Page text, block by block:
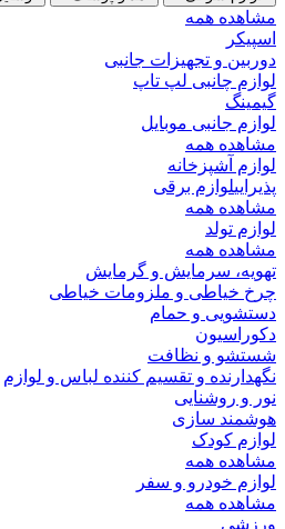
مشاهده همه
اسپیکر
دوربین و تجهیزات جانبی
لوازم چانبی لپ تاپ
گیمینگ
لوازم جانبی موبایل
مشاهده همه
لوازم آشپزخانه
پذیراییلوازم برقی
مشاهده همه
لوازم تولد
مشاهده همه
تهویه، سرمایش و گرمایش
چرخ خیاطی و ملزومات خیاطی
دستشویی و حمام
دکوراسیون
شستشو و نظافت
نگهدارنده و تقسیم کننده لباس و لوازم
نور و روشنایی
هوشمند سازی
لوازم کودک
مشاهده همه
لوازم خودرو و سفر
مشاهده همه
ورزشی